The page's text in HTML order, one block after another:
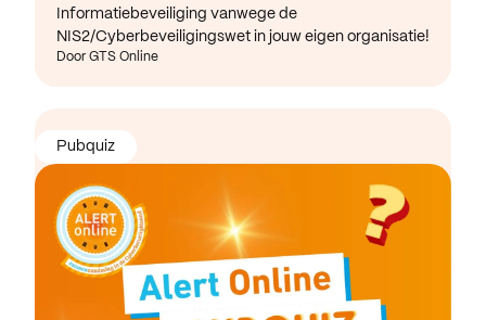
Informatiebeveiliging vanwege de
NIS2/Cyberbeveiligingswet in jouw eigen organisatie!
Door GTS Online
Pubquiz